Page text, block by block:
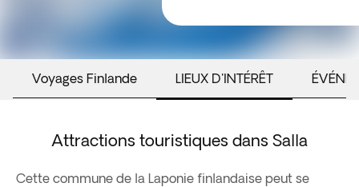
Voyages Finlande LIEUX D'INTÉRÊT
Attractions touristiques dans Salla
Cette commune de la Laponie finlandaise peut se